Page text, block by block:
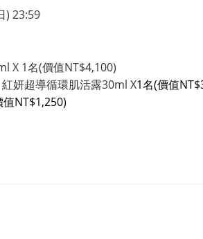
) 23:59
X 1名(價值NT$4,100)
妍超導循環肌活露30ml X1名(價值
值NT$1,250)